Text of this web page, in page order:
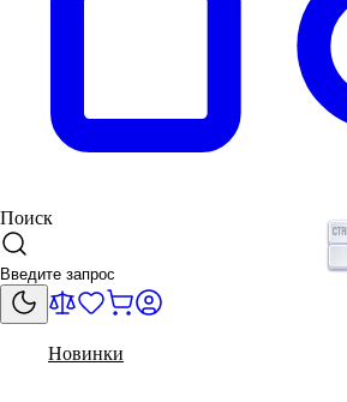
Поиск
Новинки